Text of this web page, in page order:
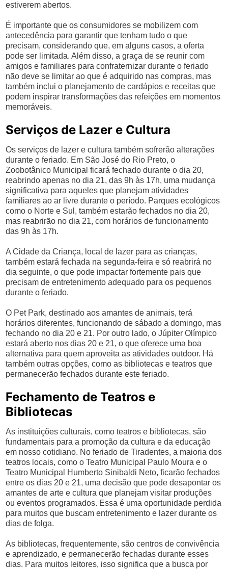
estiverem abertos.
É importante que os consumidores se mobilizem com
antecedência para garantir que tenham tudo o que
precisam, considerando que, em alguns casos, a oferta
pode ser limitada. Além disso, a graça de se reunir com
amigos e familiares para confraternizar durante o feriado
não deve se limitar ao que é adquirido nas compras, mas
também inclui o planejamento de cardápios e receitas que
podem inspirar transformações das refeições em momentos
memoráveis.
Serviços de Lazer e Cultura
Os serviços de lazer e cultura também sofrerão alterações
durante o feriado. Em São José do Rio Preto, o
Zoobotânico Municipal ficará fechado durante o dia 20,
reabrindo apenas no dia 21, das 9h às 17h, uma mudança
significativa para aqueles que planejam atividades
familiares ao ar livre durante o período. Parques ecológicos
como o Norte e Sul, também estarão fechados no dia 20,
mas reabrirão no dia 21, com horários de funcionamento
das 9h às 17h.
A Cidade da Criança, local de lazer para as crianças,
também estará fechada na segunda-feira e só reabrirá no
dia seguinte, o que pode impactar fortemente pais que
precisam de entretenimento adequado para os pequenos
durante o feriado.
O Pet Park, destinado aos amantes de animais, terá
horários diferentes, funcionando de sábado a domingo, mas
fechando no dia 20 e 21. Por outro lado, o Júpiter Olímpico
estará aberto nos dias 20 e 21, o que oferece uma boa
alternativa para quem aproveita as atividades outdoor. Há
também outras opções, como as bibliotecas e teatros que
permanecerão fechados durante este feriado.
Fechamento de Teatros e
Bibliotecas
As instituições culturais, como teatros e bibliotecas, são
fundamentais para a promoção da cultura e da educação
em nosso cotidiano. No feriado de Tiradentes, a maioria dos
teatros locais, como o Teatro Municipal Paulo Moura e o
Teatro Municipal Humberto Sinibaldi Neto, ficarão fechados
entre os dias 20 e 21, uma decisão que pode desapontar os
amantes de arte e cultura que planejam visitar produções
ou eventos programados. Essa é uma oportunidade perdida
para muitos que buscam entretenimento e lazer durante os
dias de folga.
As bibliotecas, frequentemente, são centros de convivência
e aprendizado, e permanecerão fechadas durante esses
dias. Para muitos leitores, isso significa que a busca por